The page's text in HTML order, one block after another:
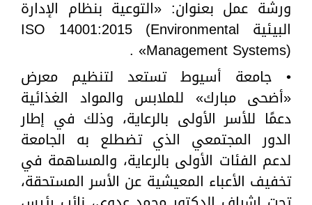
ورشة عمل بعنوان: «التوعية بنظام الإدارة
البيئية ISO 14001:2015 (Environmental
Management Systems)» .
• جامعة أسيوط تستعد لتنظيم معرض
«أضحى مبارك» للملابس والمواد الغذائية
دعمًا للأسر الأولى بالرعاية، وذلك في إطار
الدور المجتمعي الذي تضطلع به الجامعة
لدعم الفئات الأولى بالرعاية، والمساهمة في
تخفيف الأعباء المعيشية عن الأسر المستحقة،